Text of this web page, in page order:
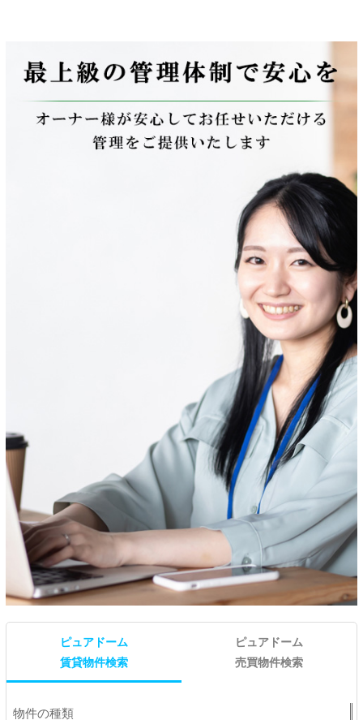
ピュアドーム
賃貸物件検索
物件の種類
ピュアドーム
売買物件検索